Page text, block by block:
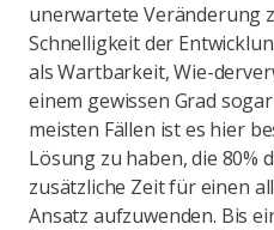
unerwartete Veränderung
Schnelligkeit der
als Wartbarkeit, Wie-
einem gewissen Grad
meisten Fällen ist es hier
Lösung zu haben, die 80%
zusätzliche Zeit für einen
Ansatz aufzuwenden. Bis